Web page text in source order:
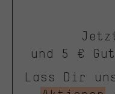
und 5 €
Lass Dir